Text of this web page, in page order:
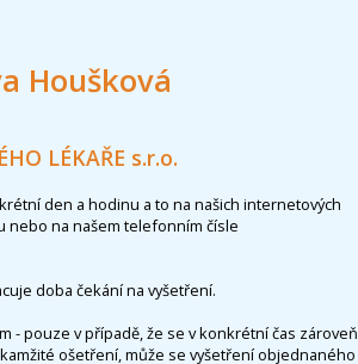
Houšková
LÉKAŘE s.r.o.
den a hodinu a to na našich internetových
nebo na našem telefonním čísle
doba čekání na vyšetření.
pouze v případě, že se v konkrétní čas zároveň
ošetření, může se vyšetření objednaného